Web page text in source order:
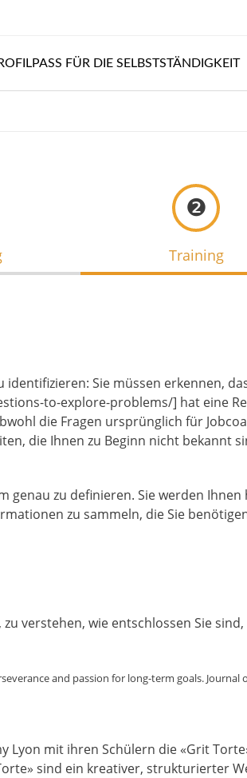
FÜR DIE SELBSTSTÄNDIGKEIT
❷
Training
Sie müssen erkennen,
to-explore-problems/] hat eine
die Fragen ursprünglich für
die Ihnen zu Beginn nicht bekannt
zu definieren. Sie werden
zu sammeln, die Sie
verstehen, wie entschlossen Sie
and passion for long-term goals. Journal
Lyon mit ihren Schülern die «Grit
sind ein kreativer, strukturierter